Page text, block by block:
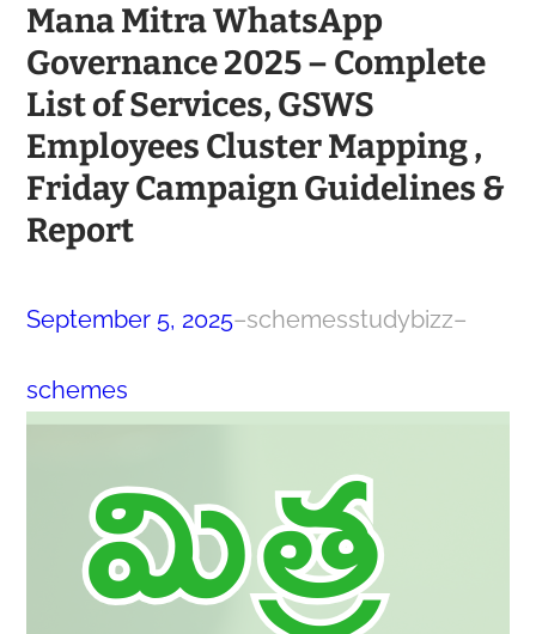
Mana Mitra WhatsApp
Governance 2025 – Complete
List of Services, GSWS
Employees Cluster Mapping ,
Friday Campaign Guidelines &
Report
September 5, 2025–schemesstudybizz–
schemes